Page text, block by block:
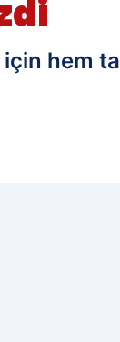
için hem